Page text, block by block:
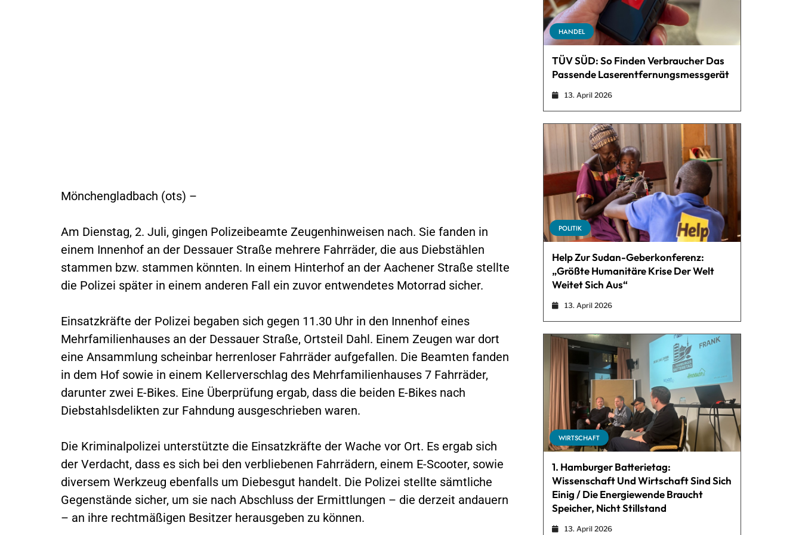
Mönchengladbach (ots) –
Am Dienstag, 2. Juli, gingen Polizeibeamte Zeugenhinweisen nach. Sie fanden in
einem Innenhof an der Dessauer Straße mehrere Fahrräder, die aus Diebstählen
stammen bzw. stammen könnten. In einem Hinterhof an der Aachener Straße stellte
die Polizei später in einem anderen Fall ein zuvor entwendetes Motorrad sicher.
Einsatzkräfte der Polizei begaben sich gegen 11.30 Uhr in den Innenhof eines
Mehrfamilienhauses an der Dessauer Straße, Ortsteil Dahl. Einem Zeugen war dort
eine Ansammlung scheinbar herrenloser Fahrräder aufgefallen. Die Beamten fanden
in dem Hof sowie in einem Kellerverschlag des Mehrfamilienhauses 7 Fahrräder,
darunter zwei E-Bikes. Eine Überprüfung ergab, dass die beiden E-Bikes nach
Diebstahlsdelikten zur Fahndung ausgeschrieben waren.
Die Kriminalpolizei unterstützte die Einsatzkräfte der Wache vor Ort. Es ergab sich
der Verdacht, dass es sich bei den verbliebenen Fahrrädern, einem E-Scooter, sowie
diversem Werkzeug ebenfalls um Diebesgut handelt. Die Polizei stellte sämtliche
Gegenstände sicher, um sie nach Abschluss der Ermittlungen – die derzeit andauern
– an ihre rechtmäßigen Besitzer herausgeben zu können.
HANDEL
TÜV SÜD: So Finden Verbraucher Das
Passende Laserentfernungsmessgerät
13. April 2026
POLITIK
Help Zur Sudan-Geberkonferenz:
„Größte Humanitäre Krise Der Welt
Weitet Sich Aus“
13. April 2026
WIRTSCHAFT
1. Hamburger Batterietag:
Wissenschaft Und Wirtschaft Sind Sich
Einig / Die Energiewende Braucht
Speicher, Nicht Stillstand
13. April 2026